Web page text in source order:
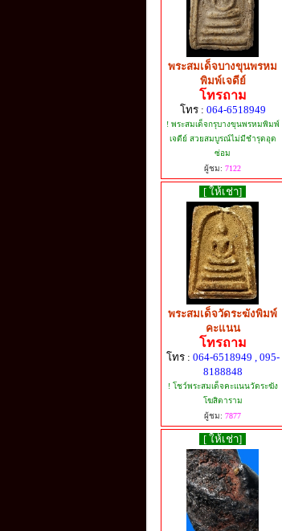
พระสมเด็จบางขุนพรหม
พิมพ์เจดีย์
โทรถาม
โทร : 064-6518949
! พระสมเด็จกรุบางขุนพรหมพิมพ์
เจดีย์ สวยสมบูรณ์ไม่มีชำรุดอุด
ซ่อม
ผู้ชม: 7122
[ ให้เช่า]
พระสมเด็จวัดระฆังพิมพ์
คะแนน
โทรถาม
โทร : 064-6518949 , 095-
8188848
! โชว์พระสมเด็จคะแนนวัดระฆัง
โฆสิตาราม
ผู้ชม: 7877
[ ให้เช่า]